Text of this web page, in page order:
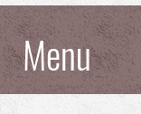
Menu